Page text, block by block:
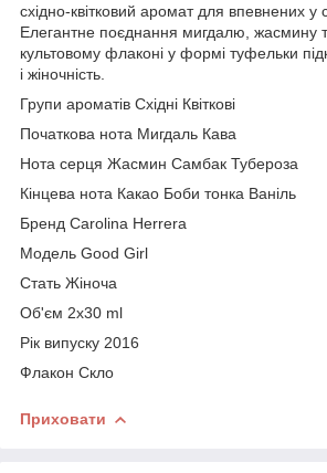
східно-квітковий аромат для впевнених у
Елегантне поєднання мигдалю, жасмину
культовому флаконі у формі туфельки
і жіночність.
Групи ароматів Східні Квіткові
Початкова нота Мигдаль Кава
Нота серця Жасмин Самбак Тубероза
Кінцева нота Какао Боби тонка Ваніль
Бренд Carolina Herrera
Модель Good Girl
Стать Жіноча
Об'єм 2x30 ml
Рік випуску 2016
Флакон Скло
Приховати